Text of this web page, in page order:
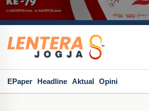
EPaper Headline Aktual Opini